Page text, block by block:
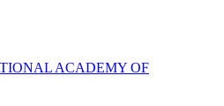
ACADEMY OF